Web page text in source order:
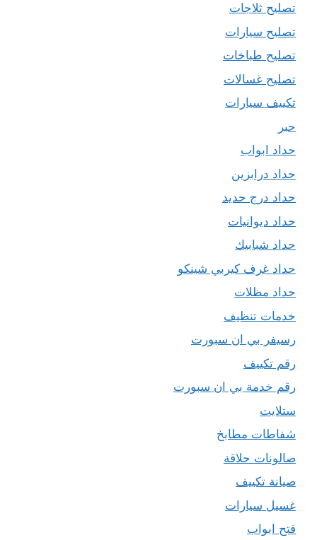
تصليح ثلاجات
تصليح سيارات
تصليح طباخات
تصليح غسالات
تكييف سيارات
حبر
حداد ابواب
حداد درابزين
حداد درج حديد
حداد ديوانيات
حداد شبابيك
حداد غرف كيربي شينكو
حداد مظلات
خدمات تنظيف
رسيفر بي ان سبورت
رقم تكييف
رقم خدمة بي ان سبورت
ستلايت
شفاطات مطابخ
صالونات حلاقة
صيانة تكييف
غسيل سيارات
فتح ابواب